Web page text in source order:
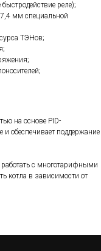
реле);
мм специальной
ТЭНов;
на основе PID-
и обеспечивает поддержание
работать с многотарифными
котла в зависимости от